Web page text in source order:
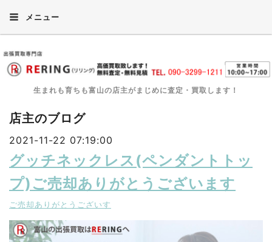
メニュー
生まれも育ちも富山の店主がまじめに査定・買取します！
店主のブログ
2021-11-22 07:19:00
グッチネックレス(ペンダントトッ
プ)ご売却ありがとうございます
ご売却ありがとうございす